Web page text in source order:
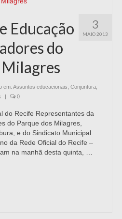
3
MAIO 2013
Educação
do
Milagres
em: Assuntos educacionais Conjuntura
0
do Recife Representantes da
do Parque dos Milagres,
e do Sindicato Municipal
da Rede Oficial do Recife –
na manhã desta quinta, …